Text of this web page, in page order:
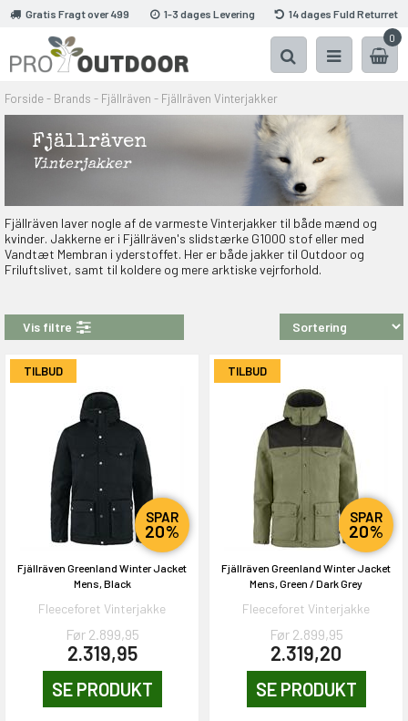
Gratis Fragt over 499 1-3 dages Levering
14 dages Fuld Returret
0
Forside- Brands - Fjällräven - Fjällräven Vinterjakker
Fjällräven
Vinterjakker
Fjällräven laver nogle af de varmeste Vinterjakker til både mænd og
kvinder. Jakkerne er i Fjällräven's slidstærke G1000 stof eller med
Vandtæt Membran i yderstoffet. Her er både jakker til Outdoor og
Friluftslivet, samt til koldere og mere arktiske vejrforhold.
Vis filtre
TILBUD
SPAR
20%
Fjällräven Greenland Winter Jacket
Mens, Black
Fleeceforet Vinterjakke
Før 2.899,95
2.319,95
SE PRODUKT
TILBUD
SPAR
20%
Fjällräven Greenland Winter Jacket
Mens, Green / Dark Grey
Fleeceforet Vinterjakke
Før 2.899,95
2.319,20
SE PRODUKT